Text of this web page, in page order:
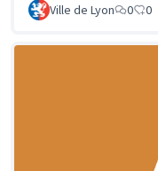
Ville de Lyon 0 0